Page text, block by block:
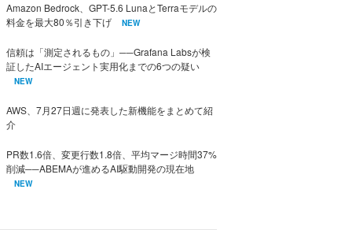
Amazon Bedrock、GPT-5.6 LunaとTerraモデルの
料金を最大80％引き下げ
NEW
信頼は「測定されるもの」──Grafana Labsが検
証したAIエージェント実用化までの6つの疑い
NEW
AWS、7月27日週に発表した新機能をまとめて紹
介
PR数1.6倍、変更行数1.8倍、平均マージ時間37%
削減──ABEMAが進めるAI駆動開発の現在地
NEW